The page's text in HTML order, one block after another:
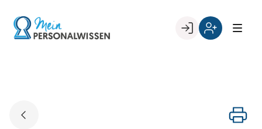
content
Go to landing page.